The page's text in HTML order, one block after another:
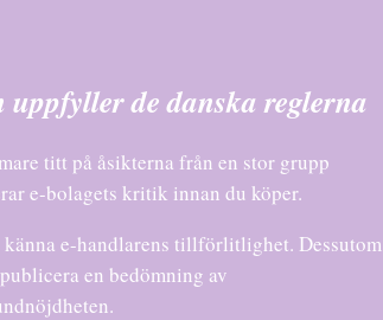
de danska reglerna
titt på åsikterna från en stor grupp
e-bolagets kritik innan du köper.
e-handlarens tillförlitlighet. Dessutom
en bedömning av